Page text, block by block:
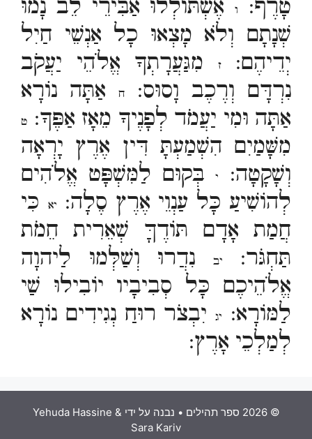
טָרֶף:
ואֶשְׁתּוֹלְלוּ אַבִּירֵי לֵב נָמוּ
שְׁנָתָם וְלֹא מָצְאוּ כָל אַנְשֵׁי חַיִל
יְדֵיהֶם:ז
מִגַּעֲרָתְךָ אֱלֹהֵי יַעֲקֹב
נִרְדָּם וְרֶכֶב וָסוּס:
ח
אַתָּה נוֹרָא
אַתָּה וּמִי יַעֲמֹד לְפָנֶיךָ מֵאָז אַפֶּךָ: ט
מִשָּׁמַיִם הִשְׁמַעְתָּ דִּין אֶרֶץ יָרְאָה
וְשָׁקָטָה:
י
בְּקוּם לַמִּשְׁפָּט אֱלֹהִים
לְהוֹשִׁיעַ כָּל עַנְוֵי אֶרֶץ סֶלָה:
יא
כִּי
חֲמַת אָדָם תּוֹדֶךָּ שְׁאֵרִית חֵמֹת
תַּחְגֹּר:
יב
נִדֲרוּ וְשַׁלְּמוּ לַיהוָה
אֱלֹהֵיכֶם כָּל סְבִיבָיו יוֹבִילוּ שַׁי
לַמּוֹרָא:
יגיִבְצֹר רוּחַ נְגִידִים נוֹרָא
לְמַלְכֵי אָרֶץ:
© 2026 ספר תהילים • נבנה על ידי Yehuda Hassine &
Sara Kariv